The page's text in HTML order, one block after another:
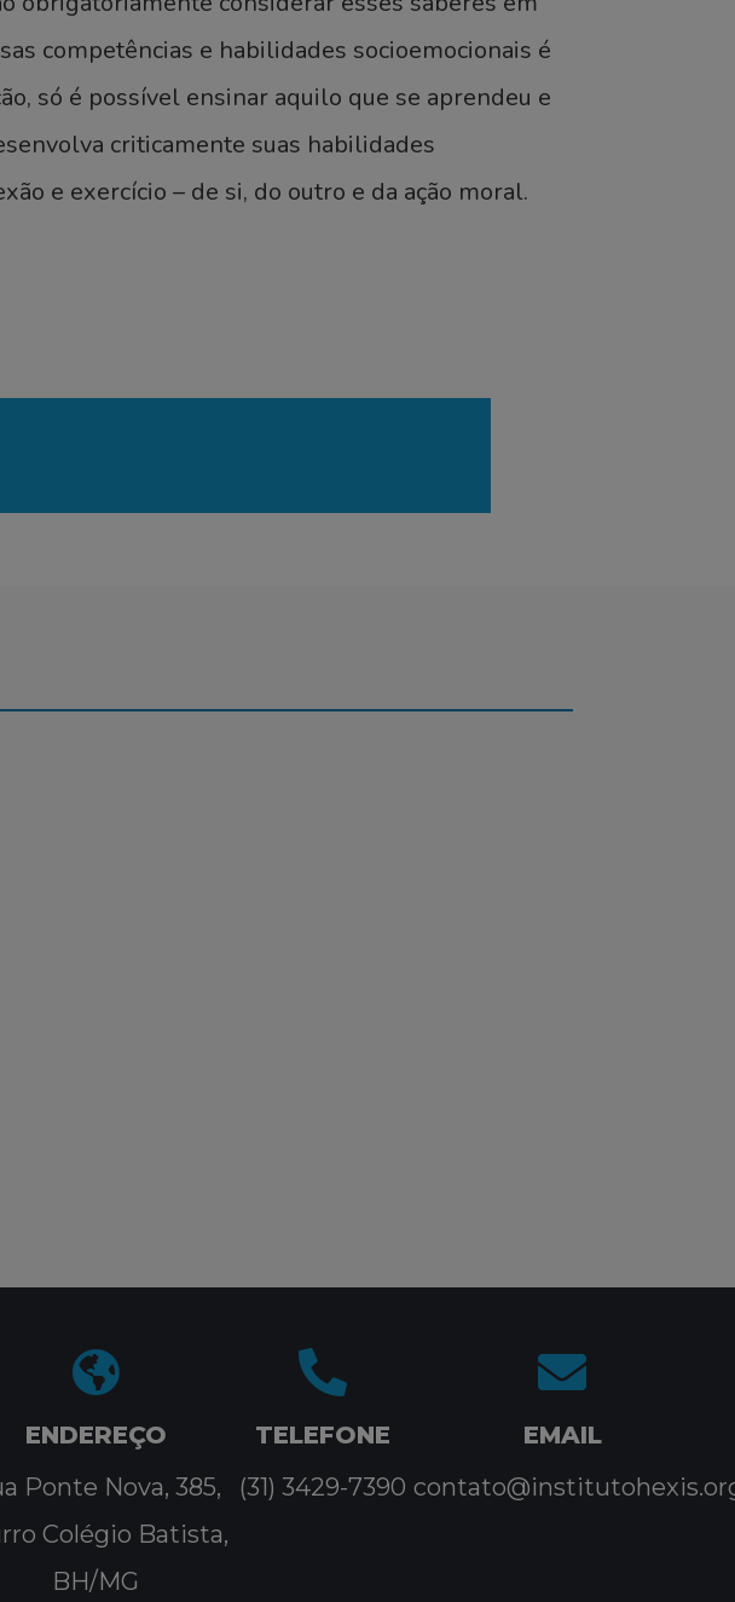
competências e habilidades socioemocionais é
só é possível ensinar aquilo que se aprendeu e
criticamente suas habilidades
e exercício – de si, do outro e da ação moral.
ENDEREÇO
Ponte Nova, 385,
Colégio Batista,
BH/MG
TELEFONE
(31) 3429-7390
EMAIL